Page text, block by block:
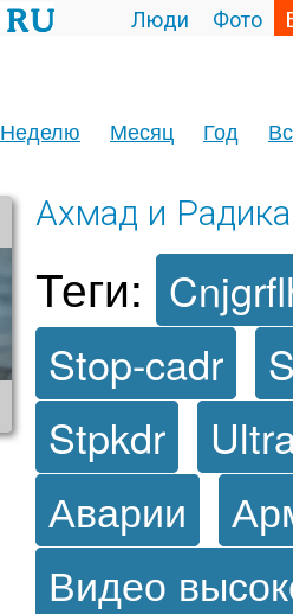
Люди Фото
Неделю Месяц Год
Ахмад и Радика
Теги:
Stop-cadr
Stpkdr
Аварии
Видео